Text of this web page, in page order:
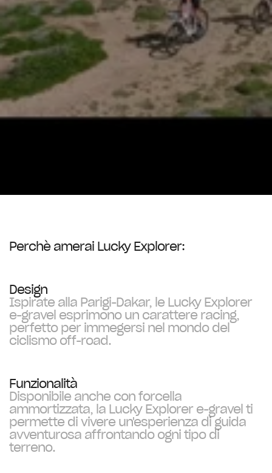
Perchè amerai Lucky Explorer:
Design
Ispirate alla Parigi-Dakar, le Lucky Explorer
e-gravel esprimono un carattere racing,
perfetto per immegersi nel mondo del
ciclismo off-road.
Funzionalità
Disponibile anche con forcella
ammortizzata, la Lucky Explorer e-gravel ti
permette di vivere un'esperienza di guida
avventurosa affrontando ogni tipo di
terreno.